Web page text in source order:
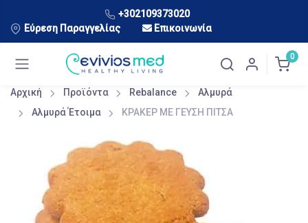
+302109373020
Εύρεση Παραγγελίας
Επικοινωνία
0
Αρχική Προϊόντα Rebalance
Αλμυρά
Αλμυρά Έτοιμα
ΚΡΑΚΕΡ ΜΕ ΓΕΥΣΗ ΠΙΤΣΑ